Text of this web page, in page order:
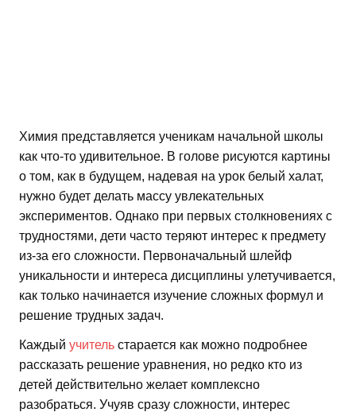
Химия представляется ученикам начальной школы
как что-то удивительное. В голове рисуются картины
о том, как в будущем, надевая на урок белый халат,
нужно будет делать массу увлекательных
экспериментов. Однако при первых столкновениях с
трудностями, дети часто теряют интерес к предмету
из-за его сложности. Первоначальный шлейф
уникальности и интереса дисциплины улетучивается,
как только начинается изучение сложных формул и
решение трудных задач.
Каждый учитель старается как можно подробнее
рассказать решение уравнения, но редко кто из
детей действительно желает комплексно
разобраться. Учуяв сразу сложности, интерес